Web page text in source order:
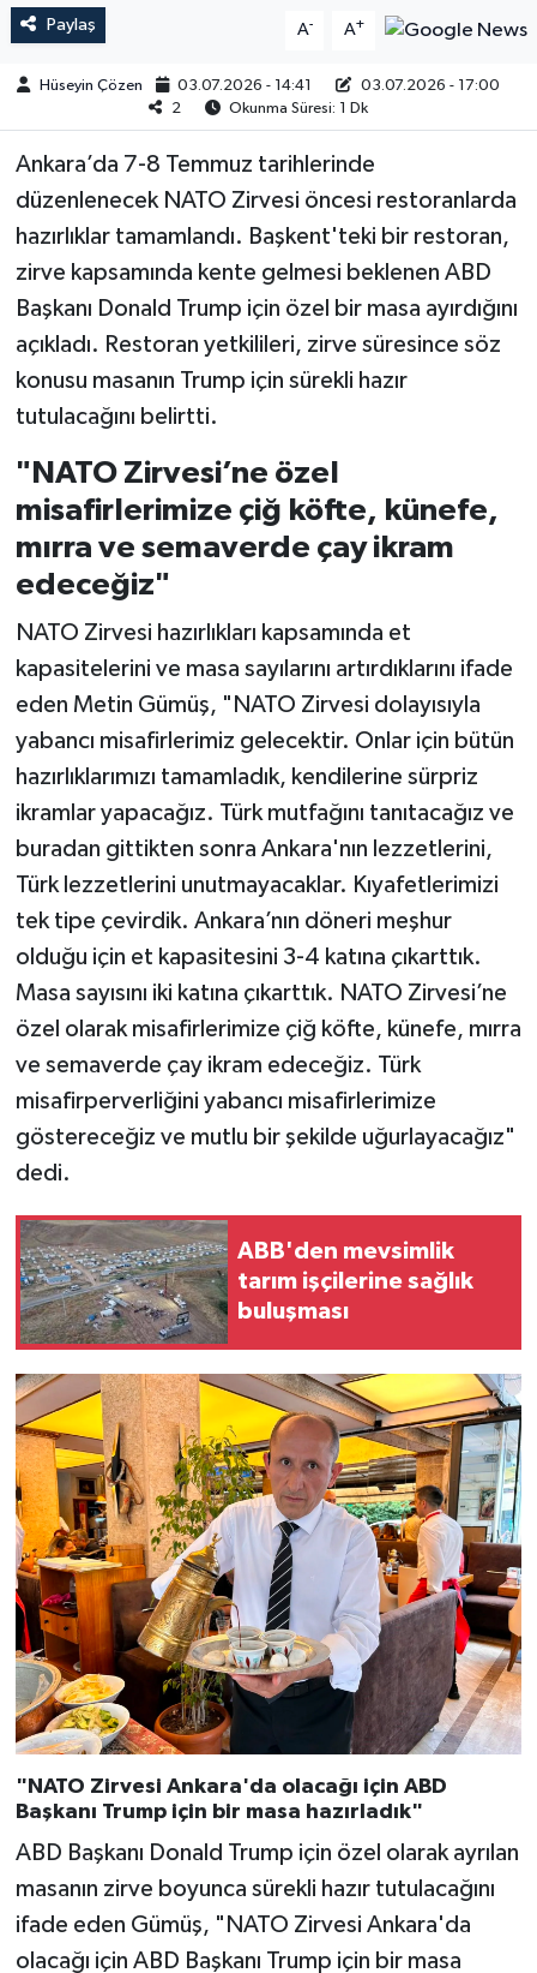
Paylaş A- A+
Hüseyin Çözen 03.07.2026 - 14:41
03.07.2026 - 17:00
2
Okunma Süresi: 1 Dk
Ankara’da 7-8 Temmuz tarihlerinde
düzenlenecek NATO Zirvesi öncesi restoranlarda
hazırlıklar tamamlandı. Başkent'teki bir restoran,
zirve kapsamında kente gelmesi beklenen ABD
Başkanı Donald Trump için özel bir masa ayırdığını
açıkladı. Restoran yetkilileri, zirve süresince söz
konusu masanın Trump için sürekli hazır
tutulacağını belirtti.
"NATO Zirvesi’ne özel
misafirlerimize çiğ köfte, künefe,
mırra ve semaverde çay ikram
edeceğiz"
NATO Zirvesi hazırlıkları kapsamında et
kapasitelerini ve masa sayılarını artırdıklarını ifade
eden Metin Gümüş, "NATO Zirvesi dolayısıyla
yabancı misafirlerimiz gelecektir. Onlar için bütün
hazırlıklarımızı tamamladık, kendilerine sürpriz
ikramlar yapacağız. Türk mutfağını tanıtacağız ve
buradan gittikten sonra Ankara'nın lezzetlerini,
Türk lezzetlerini unutmayacaklar. Kıyafetlerimizi
tek tipe çevirdik. Ankara’nın döneri meşhur
olduğu için et kapasitesini 3-4 katına çıkarttık.
Masa sayısını iki katına çıkarttık. NATO Zirvesi’ne
özel olarak misafirlerimize çiğ köfte, künefe, mırra
ve semaverde çay ikram edeceğiz. Türk
misafirperverliğini yabancı misafirlerimize
göstereceğiz ve mutlu bir şekilde uğurlayacağız"
dedi.
ABB'den mevsimlik
tarım işçilerine sağlık
buluşması
"NATO Zirvesi Ankara'da olacağı için ABD
Başkanı Trump için bir masa hazırladık"
ABD Başkanı Donald Trump için özel olarak ayrılan
masanın zirve boyunca sürekli hazır tutulacağını
ifade eden Gümüş, "NATO Zirvesi Ankara'da
olacağı için ABD Başkanı Trump için bir masa